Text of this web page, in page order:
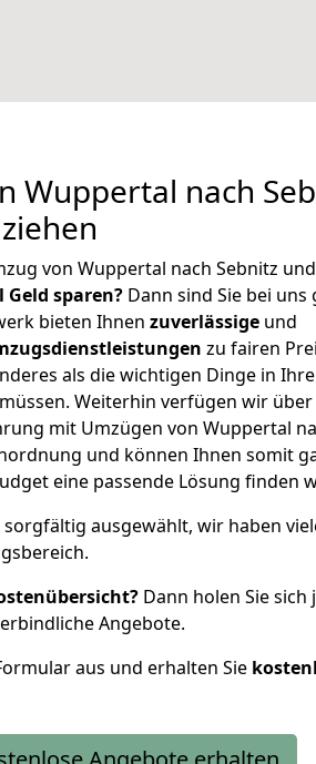
Wuppertal nach
von Wuppertal nach Sebnitz
Geld sparen? Dann sind Sie bei uns
bieten Ihnen zuverlässige und
zu fairen
als die wichtigen Dinge in
Weiterhin verfügen wir über
mit Umzügen von Wuppertal
und können Ihnen somit
eine passende Lösung finden
sorgfältig ausgewählt, wir haben
Dann holen Sie sich
Angebote.
aus und erhalten Sie